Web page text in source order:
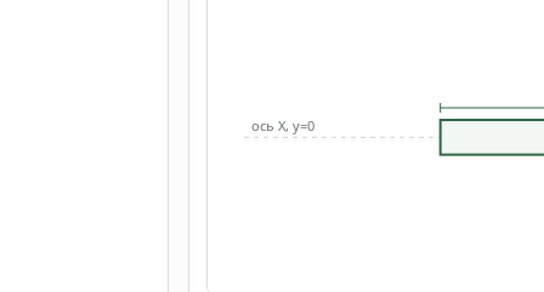
ось X, y=0